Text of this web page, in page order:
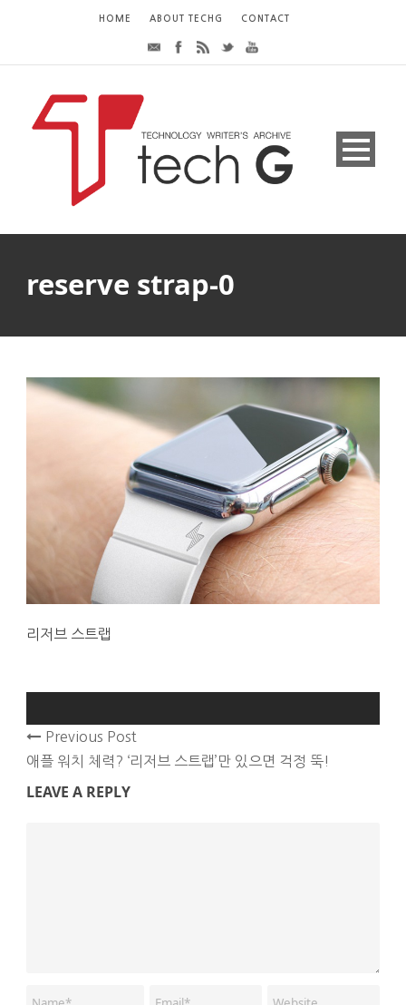
HOME ABOUT TECHG CONTACT
reserve strap-0
리저브 스트랩
Previous Post
애플 워치 체력? ‘리저브 스트랩’만 있으면 걱정 뚝!
LEAVE A REPLY